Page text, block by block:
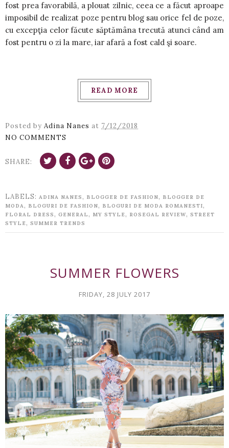
fost prea favorabilă, a plouat zilnic, ceea ce a făcut aproape
imposibil de realizat poze pentru blog sau orice fel de poze,
cu excepţia celor făcute săptămâna trecută atunci când am
fost pentru o zi la mare, iar afară a fost cald şi soare.
READ MORE
Posted by Adina Nanes at 7/12/2018
NO COMMENTS
SHARE:
LABELS: ADINA NANES , BLOGGER DE FASHION, BLOGGER DE
MODA, BLOGURI DE FASHION, BLOGURI DE MODA ROMANESTI,
FLORAL DRESS , GENERAL , MY STYLE , ROSEGAL REVIEW, STREET
STYLE , SUMMER TRENDS
SUMMER FLOWERS
FRIDAY, 28 JULY 2017